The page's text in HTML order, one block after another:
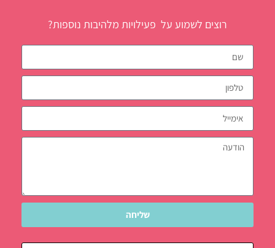
רוצים לשמוע על פעילויות מלהיבות נוספות?
שליחה